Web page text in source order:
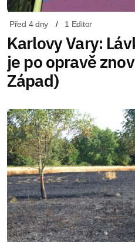
Před 4 dny 1 Editor
Karlovy Vary:
je po opravě
Západ)